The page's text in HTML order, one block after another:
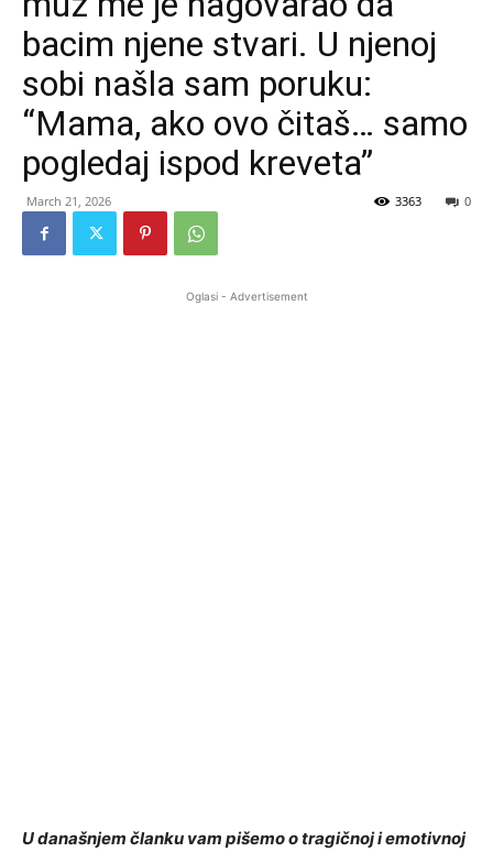
bacim njene stvari. U njenoj
sobi našla sam poruku:
“Mama, ako ovo čitaš… samo
pogledaj ispod kreveta”
March 21, 2026 0
3363
Oglasi - Advertisement
U današnjem članku vam pišemo o tragičnoj i emotivnoj